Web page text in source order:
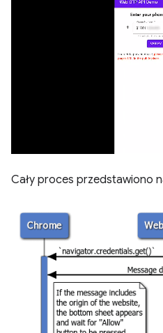
Cały proces przedstawiono